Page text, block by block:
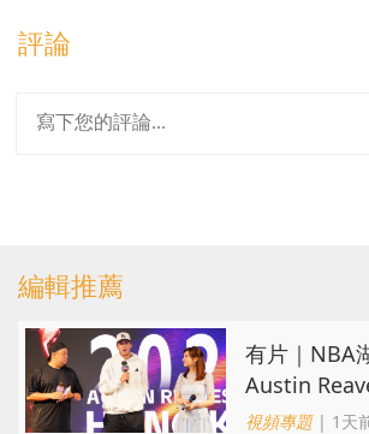
評論
編輯推薦
有片｜NBA
Austin
頓與青少年
視頻專題| 1天